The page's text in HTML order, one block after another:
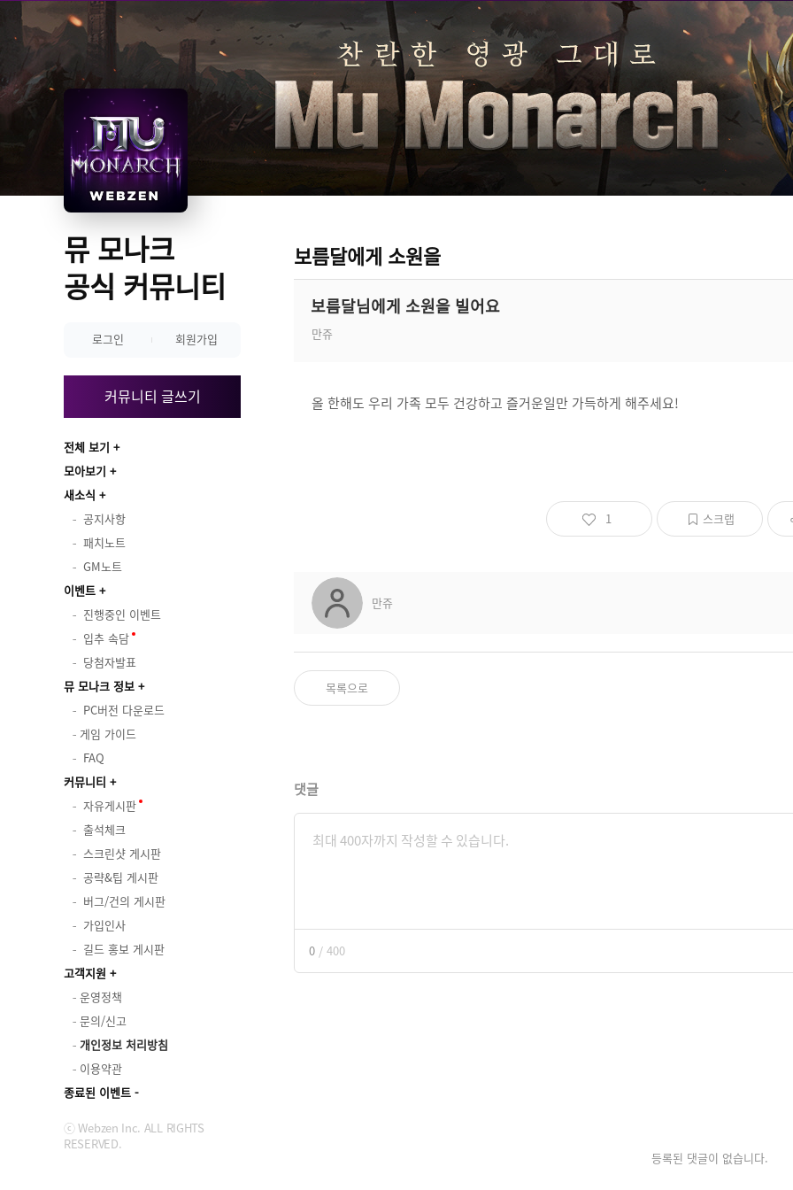
뮤 모나크
공식 커뮤니티
로그인 회원가입
커뮤니티 글쓰기
전체 보기
모아보기
새소식
공지사항
패치노트
GM노트
이벤트
진행중인 이벤트
입추 속담
당첨자발표
뮤 모나크 정보
PC버전 다운로드
게임 가이드
FAQ
커뮤니티
자유게시판
출석체크
스크린샷 게시판
공략&팁 게시판
버그/건의 게시판
가입인사
길드 홍보 게시판
고객지원
운영정책
문의/신고
개인정보 처리방침
이용약관
종료된 이벤트
ⓒ Webzen Inc. ALL RIGHTS
RESERVED.
보름달에게 소원을
보름달님에게 소원을 빌어요
만쥬
올 한해도 우리 가족 모두 건강하고 즐거운일만 가득하게 해주세요!
1 스크랩
만쥬
목록으로
댓글
0 / 400
등록된 댓글이 없습니다.